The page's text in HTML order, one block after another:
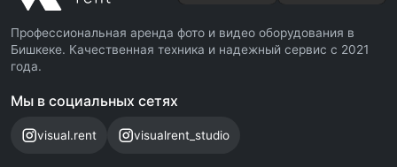
Профессиональная аренда фото и видео оборудования в
Бишкеке. Качественная техника и надежный сервис с 2021
года.
Мы в социальных сетях
visual.rent visualrent_studio